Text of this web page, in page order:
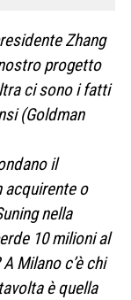
Zhang
progetto
ci sono i fatti
(Goldman
il
acquirente o
nella
10 milioni al
Milano c’è chi
è quella